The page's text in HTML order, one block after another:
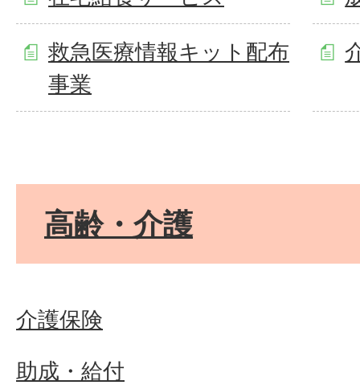
救急医療情報キット配布
事業
高齢・介護
介護保険
助成・給付